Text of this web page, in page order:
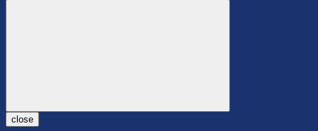
close